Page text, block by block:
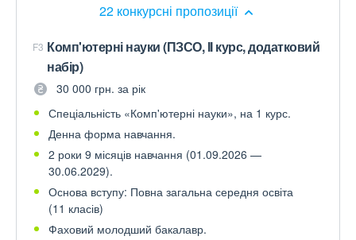
22 конкурсні пропозиції
F3 Комп'ютерні науки (ПЗСО, ІІ курс, додатковий
набір)
30 000 грн. за рік
Спеціальність «Комп'ютерні науки», на 1 курс.
Денна форма навчання.
2 роки 9 місяців навчання (01.09.2026 —
30.06.2029).
Основа вступу: Повна загальна середня освіта
(11 класів)
Фаховий молодший бакалавр.